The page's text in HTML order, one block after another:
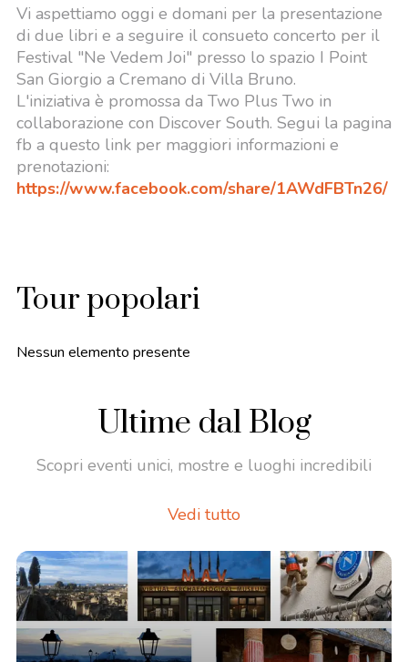
Vi aspettiamo oggi e domani per la presentazione
di due libri e a seguire il consueto concerto per il
Festival "Ne Vedem Joi" presso lo spazio I Point
San Giorgio a Cremano di Villa Bruno.
L'iniziativa è promossa da Two Plus Two in
collaborazione con Discover South. Segui la pagina
fb a questo link per maggiori informazioni e
prenotazioni:
https://www.facebook.com/share/1AWdFBTn26/
Tour popolari
Nessun elemento presente
Ultime dal Blog
Scopri eventi unici, mostre e luoghi incredibili
Vedi tutto